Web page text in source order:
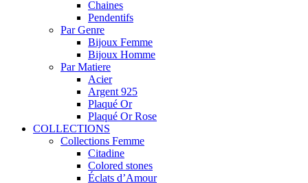
Chaines
Pendentifs
Par Genre
Bijoux Femme
Bijoux Homme
Par Matiere
Acier
Argent 925
Plaqué Or
Plaqué Or Rose
COLLECTIONS
Collections Femme
Citadine
Colored stones
Éclats d’Amour